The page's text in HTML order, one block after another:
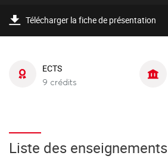
Télécharger la fiche de présentation
ECTS
9 crédits
Liste des enseignements